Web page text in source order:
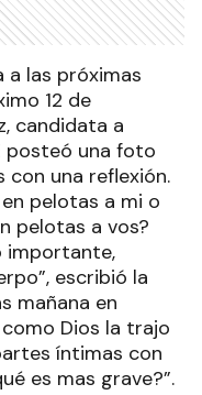
a las próximas
12 de
candidata a
posteó una foto
con una reflexión.
pelotas a mi o
pelotas a vos?
importante,
escribió la
mañana en
Dios la trajo
íntimas con
es mas grave?”.